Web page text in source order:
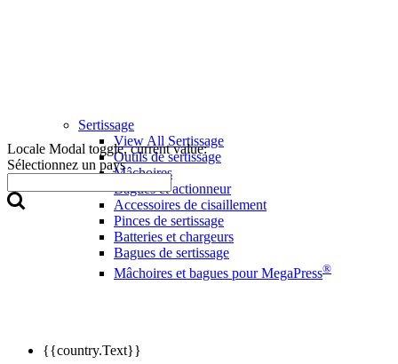
Locale Modal toggle, current value:
Sélectionnez un pays
{{country.Text}}
Sertissage
View All Sertissage
Outils de sertissage
Mâchoires
Bagues et actionneur
Accessoires de cisaillement
Pinces de sertissage
Batteries et chargeurs
Bagues de sertissage
Mâchoires et bagues pour MegaPress®